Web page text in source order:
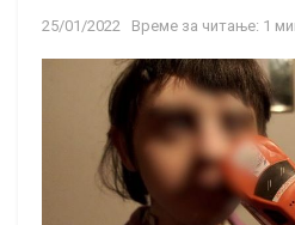
25/01/2022 Време за читање: 1